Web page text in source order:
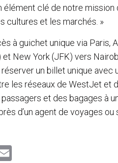
élément clé de notre
cultures et les marchés. »
à guichet unique via Paris,
New York (JFK) vers
un billet unique avec
les réseaux de WestJet et
et des bagages à
d’un agent de voyages